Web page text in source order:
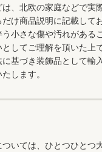
、北欧の家庭などで実
け商品説明に記載して
小さな傷や汚れがある
してご理解を頂いた上
基づき装飾品として輸
します。
いては、ひとつひとつ